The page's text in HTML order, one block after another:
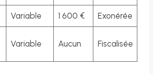
Variable 1 600 € Exonérée
Variable Aucun Fiscalisée